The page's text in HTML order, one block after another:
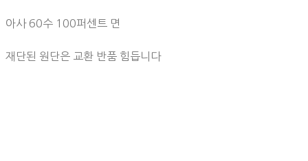
아사 60수 100퍼센트 면
재단된 원단은 교환 반품 힘듭니다